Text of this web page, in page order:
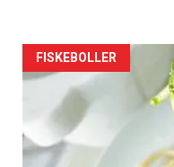
FISKEBOLLER